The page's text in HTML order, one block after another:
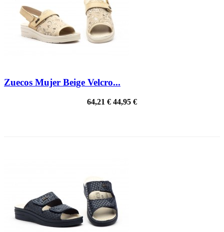
Zuecos Mujer Beige Velcro...
64,21 € 44,95 €